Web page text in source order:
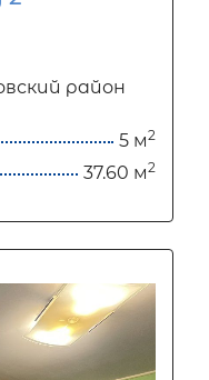
район
5 м2
37.60 м2